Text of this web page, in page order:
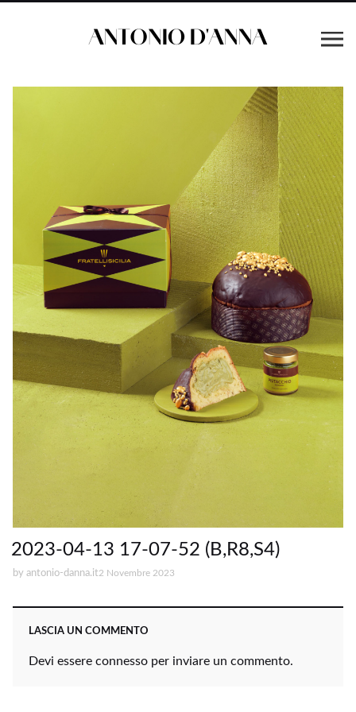
2023-04-13 17-07-52 (B,R8,S4)
by antonio-danna.it2 Novembre 2023
LASCIA UN COMMENTO
Devi essere connesso per inviare un commento.